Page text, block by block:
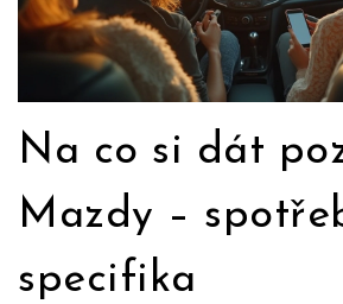
Na co si dát
Mazdy –
specifika